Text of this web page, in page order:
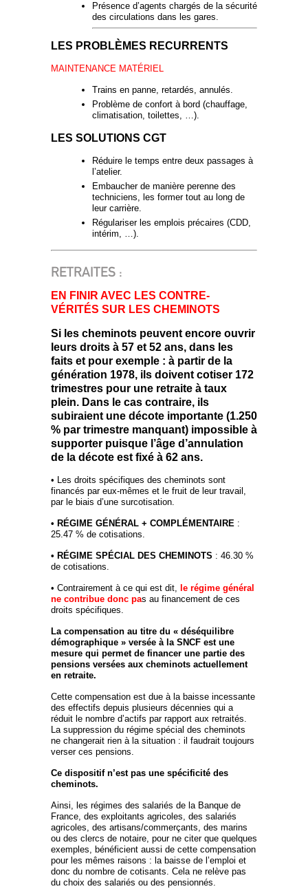
Présence d’agents chargés de la sécurité
des circulations dans les gares.
LES PROBLÈMES RECURRENTS
MAINTENANCE MATÉRIEL
Trains en panne, retardés, annulés.
Problème de confort à bord (chauffage,
climatisation, toilettes, …).
LES SOLUTIONS CGT
Réduire le temps entre deux passages à
l’atelier.
Embaucher de manière perenne des
techniciens, les former tout au long de
leur carrière.
Régulariser les emplois précaires (CDD,
intérim, …).
RETRAITES :
EN FINIR AVEC LES CONTRE-
VÉRITÉS SUR LES CHEMINOTS
Si les cheminots peuvent encore ouvrir
leurs droits à 57 et 52 ans, dans les
faits et pour exemple : à partir de la
génération 1978, ils doivent cotiser 172
trimestres pour une retraite à taux
plein. Dans le cas contraire, ils
subiraient une décote importante (1.250
% par trimestre manquant) impossible à
supporter puisque l’âge d’annulation
de la décote est fixé à 62 ans.
• Les droits spécifiques des cheminots sont
financés par eux-mêmes et le fruit de leur travail,
par le biais d’une surcotisation.
• RÉGIME GÉNÉRAL + COMPLÉMENTAIRE :
25.47 % de cotisations.
• RÉGIME SPÉCIAL DES CHEMINOTS : 46.30 %
de cotisations.
• Contrairement à ce qui est dit, le régime général
ne contribue donc pas au financement de ces
droits spécifiques.
La compensation au titre du « déséquilibre
démographique » versée à la SNCF est une
mesure qui permet de financer une partie des
pensions versées aux cheminots actuellement
en retraite.
Cette compensation est due à la baisse incessante
des effectifs depuis plusieurs décennies qui a
réduit le nombre d’actifs par rapport aux retraités.
La suppression du régime spécial des cheminots
ne changerait rien à la situation : il faudrait toujours
verser ces pensions.
Ce dispositif n’est pas une spécificité des
cheminots.
Ainsi, les régimes des salariés de la Banque de
France, des exploitants agricoles, des salariés
agricoles, des artisans/commerçants, des marins
ou des clercs de notaire, pour ne citer que quelques
exemples, bénéficient aussi de cette compensation
pour les mêmes raisons : la baisse de l’emploi et
donc du nombre de cotisants. Cela ne relève pas
du choix des salariés ou des pensionnés.